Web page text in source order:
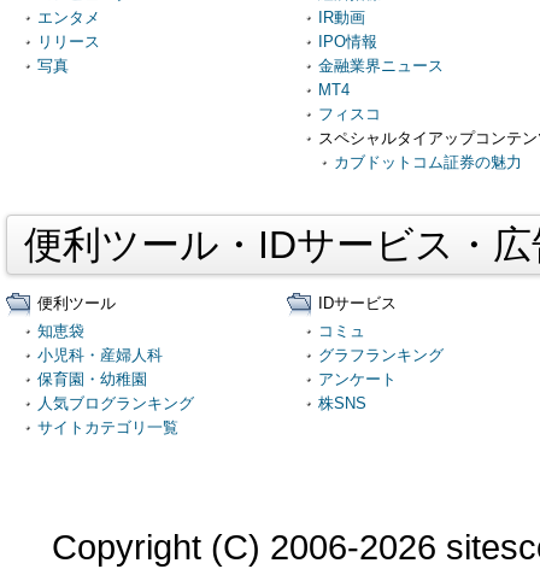
エンタメ
リリース
写真
IR動画
IPO情報
金融業界ニュース
MT4
フィスコ
スペシャルタイアップコンテ
カブドットコム証券の魅力
便利ツール・IDサービス・
便利ツール
知恵袋
小児科・産婦人科
保育園・幼稚園
人気ブログランキング
サイトカテゴリ一覧
IDサービス
コミュ
グラフランキング
アンケート
株SNS
Copyright (C) 2006-2026